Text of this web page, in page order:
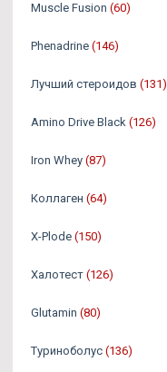
Muscle Fusion (60)
Phenadrine (146)
Лучший стероидов (131)
Amino Drive Black (126)
Iron Whey (87)
Коллаген (64)
X-Plode (150)
Халотест (126)
Glutamin (80)
Туриноболус (136)